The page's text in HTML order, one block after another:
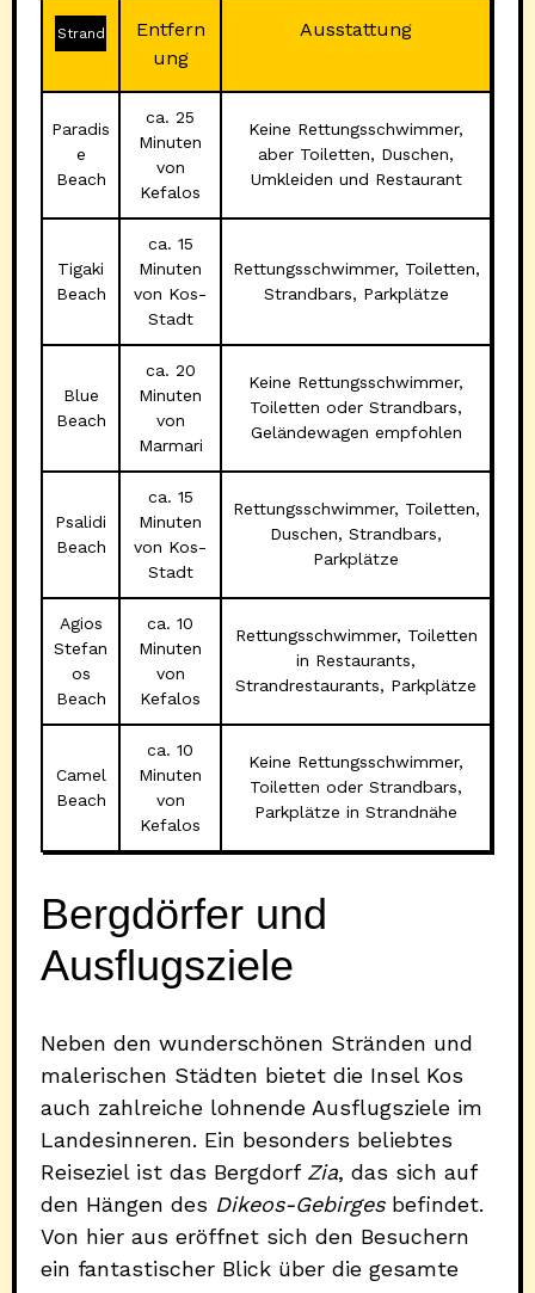
Strand
Entfern
ung
Ausstattung
Paradis
e
Beach
ca. 25
Minuten
von
Kefalos
Keine Rettungsschwimmer,
aber Toiletten, Duschen,
Umkleiden und Restaurant
Tigaki
Beach
ca. 15
Minuten
von Kos-
Stadt
Rettungsschwimmer, Toiletten,
Strandbars, Parkplätze
Blue
Beach
ca. 20
Minuten
von
Marmari
Keine Rettungsschwimmer,
Toiletten oder Strandbars,
Geländewagen empfohlen
Psalidi
Beach
ca. 15
Minuten
von Kos-
Stadt
Rettungsschwimmer, Toiletten,
Duschen, Strandbars,
Parkplätze
Agios
Stefan
os
Beach
ca. 10
Minuten
von
Kefalos
Rettungsschwimmer, Toiletten
in Restaurants,
Strandrestaurants, Parkplätze
Camel
Beach
ca. 10
Minuten
von
Kefalos
Keine Rettungsschwimmer,
Toiletten oder Strandbars,
Parkplätze in Strandnähe
Bergdörfer und
Ausflugsziele
Neben den wunderschönen Stränden und
malerischen Städten bietet die Insel Kos
auch zahlreiche lohnende Ausflugsziele im
Landesinneren. Ein besonders beliebtes
Reiseziel ist das Bergdorf Zia, das sich auf
den Hängen des Dikeos-Gebirgesbefindet.
Von hier aus eröffnet sich den Besuchern
ein fantastischer Blick über die gesamte